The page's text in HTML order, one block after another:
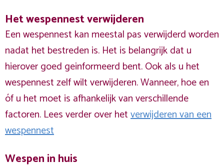
Het wespennest verwijderen
Een wespennest kan meestal pas verwijderd worden
nadat het bestreden is. Het is belangrijk dat u
hierover goed geinformeerd bent. Ook als u het
wespennest zelf wilt verwijderen. Wanneer, hoe en
óf u het moet is afhankelijk van verschillende
factoren. Lees verder over hetverwijderen van een
wespennest
Wespen in huis